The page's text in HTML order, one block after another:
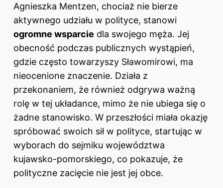
Agnieszka Mentzen, chociaż nie bierze
aktywnego udziału w polityce, stanowi
ogromne wsparcie dla swojego męża. Jej
obecność podczas publicznych wystąpień,
gdzie często towarzyszy Sławomirowi, ma
nieocenione znaczenie. Działa z
przekonaniem, że również odgrywa ważną
rolę w tej układance, mimo że nie ubiega się o
żadne stanowisko. W przeszłości miała okazję
spróbować swoich sił w polityce, startując w
wyborach do sejmiku województwa
kujawsko-pomorskiego, co pokazuje, że
polityczne zacięcie nie jest jej obce.